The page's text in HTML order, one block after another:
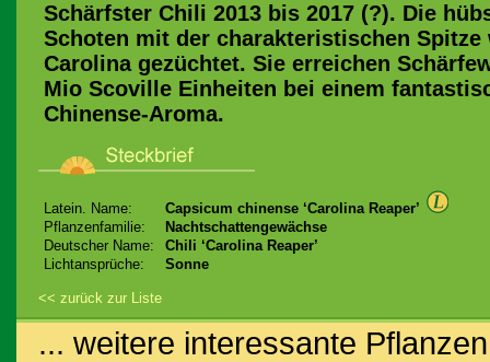
Schärfster Chili 2013 bis 2017 (?). Die
Schoten mit der charakteristischen Spitze
Carolina gezüchtet. Sie erreichen
Mio Scoville Einheiten bei einem
Chinense-Aroma.
Latein. Name:
Capsicum chinense ‘Carolina Reaper’
Pflanzenfamilie:
Nachtschattengewächse
Deutscher Name:
Chili ‘Carolina Reaper’
Lichtansprüche:
Sonne
<< zurück zur Liste
... weitere interessante Pflanzen